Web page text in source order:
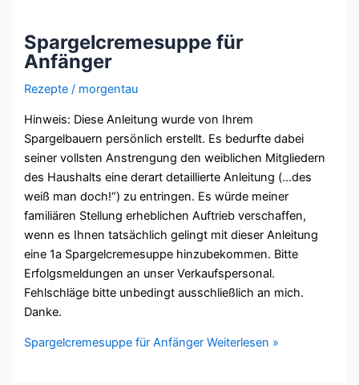
Spargelcremesuppe für
Anfänger
Rezepte / morgentau
Hinweis: Diese Anleitung wurde von Ihrem
Spargelbauern persönlich erstellt. Es bedurfte dabei
seiner vollsten Anstrengung den weiblichen Mitgliedern
des Haushalts eine derart detaillierte Anleitung (…des
weiß man doch!“) zu entringen. Es würde meiner
familiären Stellung erheblichen Auftrieb verschaffen,
wenn es Ihnen tatsächlich gelingt mit dieser Anleitung
eine 1a Spargelcremesuppe hinzubekommen. Bitte
Erfolgsmeldungen an unser Verkaufspersonal.
Fehlschläge bitte unbedingt ausschließlich an mich.
Danke.
Spargelcremesuppe für Anfänger Weiterlesen »